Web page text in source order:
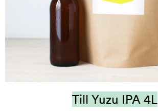
Till Yuzu IPA 4L